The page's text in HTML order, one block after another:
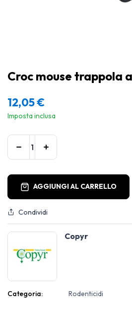
Croc mouse trappola
12,05€
Imposta inclusa
AGGIUNGI AL CARRELLO
Condividi
Copyr
Categoria: Rodenticidi